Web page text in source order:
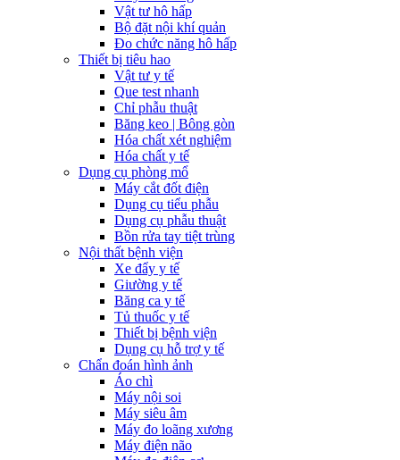
Vật tư hô hấp
Bộ đặt nội khí quản
Đo chức năng hô hấp
Thiết bị tiêu hao
Vật tư y tế
Que test nhanh
Chỉ phẫu thuật
Băng keo | Bông gòn
Hóa chất xét nghiệm
Hóa chất y tế
Dụng cụ phòng mổ
Máy cắt đốt điện
Dụng cụ tiểu phẫu
Dụng cụ phẫu thuật
Bồn rửa tay tiệt trùng
Nội thất bệnh viện
Xe đẩy y tế
Giường y tế
Băng ca y tế
Tủ thuốc y tế
Thiết bị bệnh viện
Dụng cụ hỗ trợ y tế
Chẩn đoán hình ảnh
Áo chì
Máy nội soi
Máy siêu âm
Máy đo loãng xương
Máy điện não